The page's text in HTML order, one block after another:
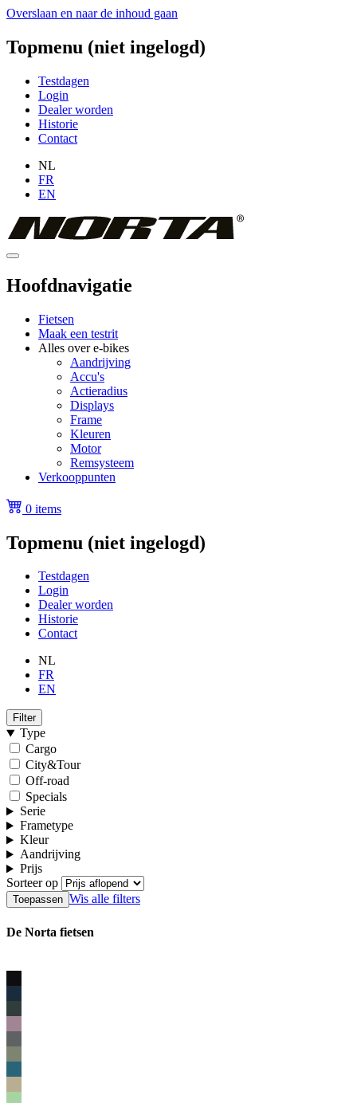
Overslaan en naar de inhoud gaan
Topmenu (niet ingelogd)
Testdagen
Login
Dealer worden
Historie
Contact
NL
FR
EN
Hoofdnavigatie
Fietsen
Maak een testrit
Alles over e-bikes
Aandrijving
Accu's
Actieradius
Displays
Frame
Kleuren
Motor
Remsysteem
Verkooppunten
0 items
Topmenu (niet ingelogd)
Testdagen
Login
Dealer worden
Historie
Contact
NL
FR
EN
Filter
Type
Cargo
City&Tour
Off-road
Specials
Serie
Frametype
Kleur
Aandrijving
Prijs
Sorteer op
Wis alle filters
De Norta fietsen